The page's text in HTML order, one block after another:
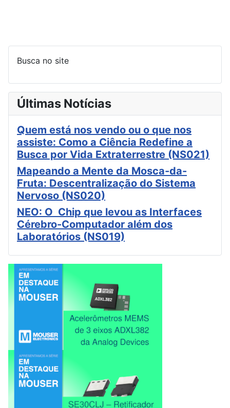
Busca no site
Últimas Notícias
Quem está nos vendo ou o que nos
assiste: Como a Ciência Redefine a
Busca por Vida Extraterrestre (NS021)
Mapeando a Mente da Mosca-da-
Fruta: Descentralização do Sistema
Nervoso (NS020)
NEO: O Chip que levou as Interfaces
Cérebro-Computador além dos
Laboratórios (NS019)